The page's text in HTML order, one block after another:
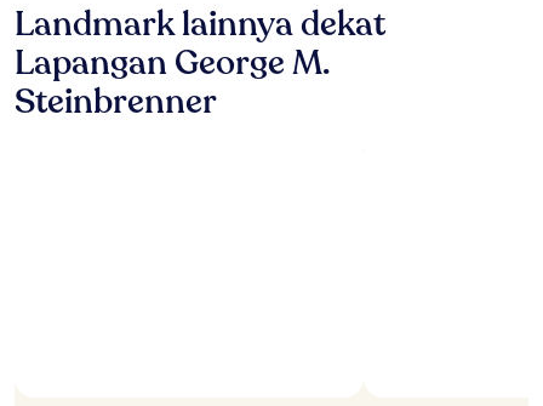
Landmark lainnya dekat
Lapangan George M.
Steinbrenner